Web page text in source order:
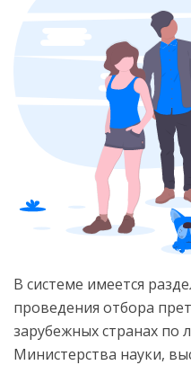
В системе имеется
проведения отбора
зарубежных странах по
Министерства науки,